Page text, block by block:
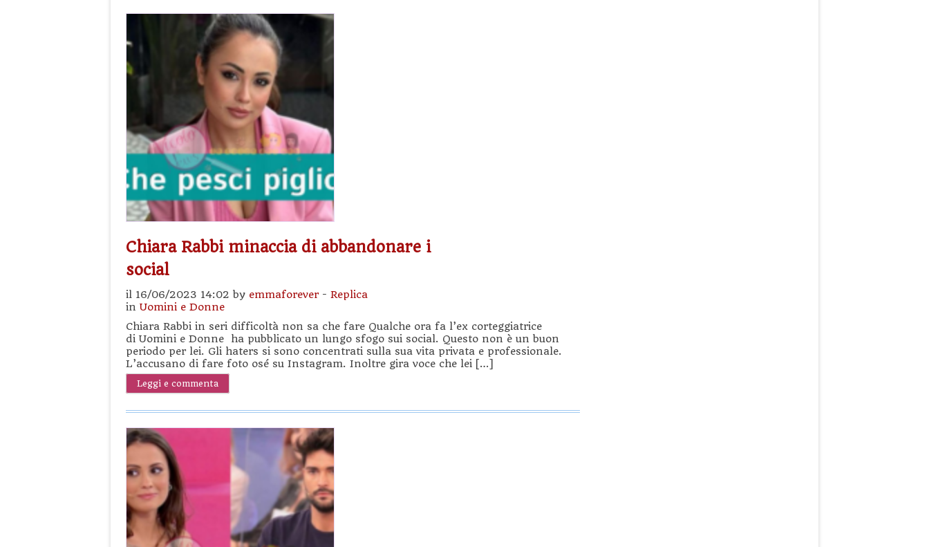
Chiara Rabbi minaccia di abbandonare i
social
il 16/06/2023 14:02 by emmaforever- Replica
in Uomini e Donne
Chiara Rabbi in seri difficoltà non sa che fare Qualche ora fa l’ex corteggiatrice
di Uomini e Donne ha pubblicato un lungo sfogo sui social. Questo non è un buon
periodo per lei. Gli haters si sono concentrati sulla sua vita privata e professionale.
L’accusano di fare foto osé su Instagram. Inoltre gira voce che lei […]
Leggi e commenta